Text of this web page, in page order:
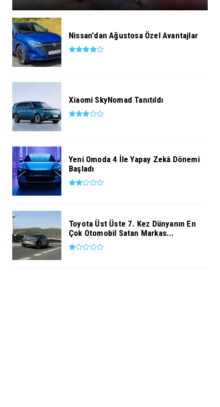
Nissan'dan Ağustosa Özel Avantajlar
Xiaomi SkyNomad Tanıtıldı
Yeni Omoda 4 İle Yapay Zekâ Dönemi
Başladı
Toyota Üst Üste 7. Kez Dünyanın En
Çok Otomobil Satan Markas...